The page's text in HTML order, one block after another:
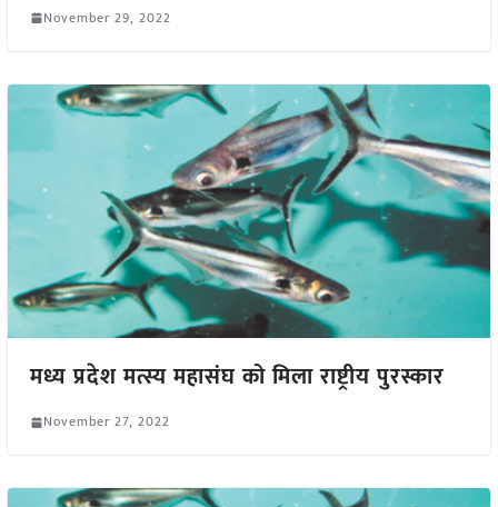
November 29, 2022
मध्य प्रदेश मत्स्य महासंघ को मिला राष्ट्रीय पुरस्कार
November 27, 2022